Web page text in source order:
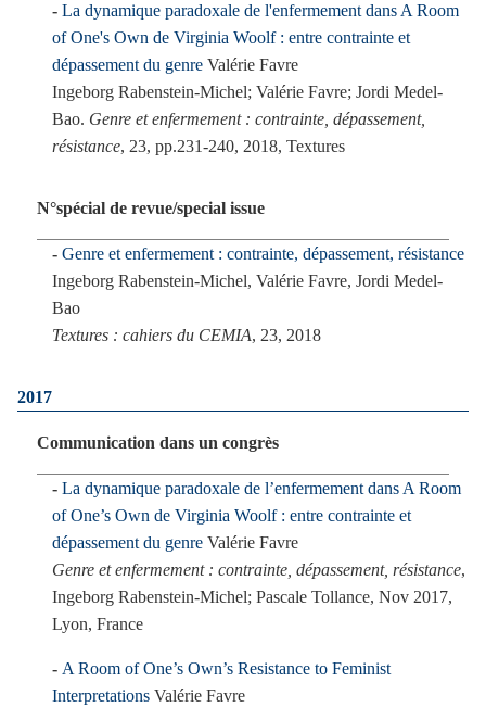
La dynamique paradoxale de l'enfermement dans A Room
of One's Own de Virginia Woolf : entre contrainte et
dépassement du genre Valérie Favre
Ingeborg Rabenstein-Michel; Valérie Favre; Jordi Medel-
Bao. Genre et enfermement : contrainte, dépassement,
résistance, 23, pp.231-240, 2018, Textures
N°spécial de revue/special issue
Genre et enfermement : contrainte, dépassement, résistance
Ingeborg Rabenstein-Michel, Valérie Favre, Jordi Medel-
Bao
Textures : cahiers du CEMIA, 23, 2018
2017
Communication dans un congrès
La dynamique paradoxale de l’enfermement dans A Room
of One’s Own de Virginia Woolf : entre contrainte et
dépassement du genre Valérie Favre
Genre et enfermement : contrainte, dépassement, résistance,
Ingeborg Rabenstein-Michel; Pascale Tollance, Nov 2017,
Lyon, France
A Room of One’s Own’s Resistance to Feminist
Interpretations Valérie Favre